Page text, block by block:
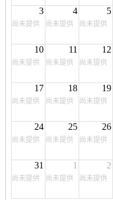
3
尚未提供
4
尚未提供
5
尚未提供
10
尚未提供
11
尚未提供
12
尚未提供
17
尚未提供
18
尚未提供
19
尚未提供
24
尚未提供
25
尚未提供
26
尚未提供
31
尚未提供
1
尚未提供
2
尚未提供